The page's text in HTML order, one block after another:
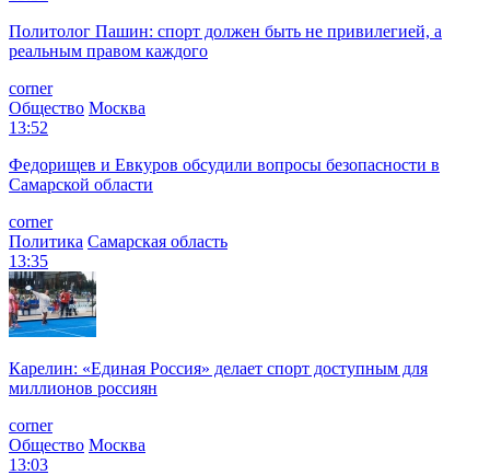
Политолог Пашин: спорт должен быть не привилегией, а
реальным правом каждого
corner
Общество Москва
13:52
Федорищев и Евкуров обсудили вопросы безопасности в
Самарской области
corner
Политика Самарская область
13:35
Карелин: «Единая Россия» делает спорт доступным для
миллионов россиян
corner
Общество Москва
13:03